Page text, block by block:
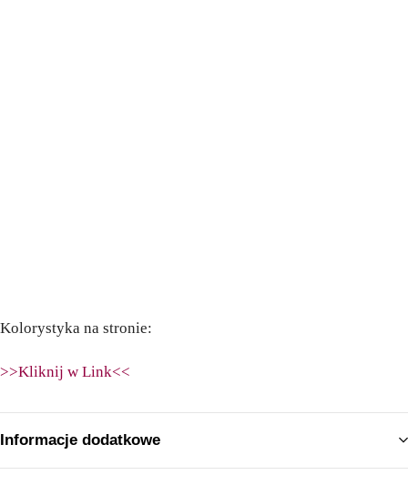
Kolorystyka na stronie:
>>Kliknij w Link<<
Informacje dodatkowe